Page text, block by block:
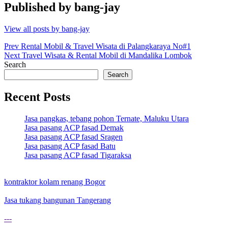
Published by bang-jay
View all posts by bang-jay
Post
navigation
Prev Rental Mobil & Travel Wisata di Palangkaraya No#1
Next Travel Wisata & Rental Mobil di Mandalika Lombok
Search
Search
Recent Posts
Jasa pangkas, tebang pohon Ternate, Maluku Utara
Jasa pasang ACP fasad Demak
Jasa pasang ACP fasad Sragen
Jasa pasang ACP fasad Batu
Jasa pasang ACP fasad Tigaraksa
kontraktor kolam renang Bogor
Jasa tukang bangunan Tangerang
---